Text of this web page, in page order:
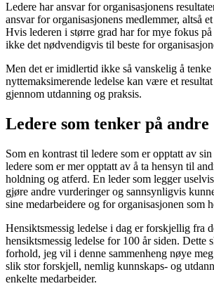
Ledere har ansvar for organisasjonens
ansvar for organisasjonens medlemmer, altså
Hvis lederen i større grad har for mye fokus på
ikke det nødvendigvis til beste for
Men det er imidlertid ikke så vanskelig å tenke
nyttemaksimerende ledelse kan være et
gjennom utdanning og praksis.
Ledere som tenker på andre
Som en kontrast til ledere som er opptatt av
ledere som er mer opptatt av å ta hensyn til
holdning og atferd. En leder som legger
gjøre andre vurderinger og sannsynligvis
sine medarbeidere og for organisasjonen som
Hensiktsmessig ledelse i dag er forskjellig fra
hensiktsmessig ledelse for 100 år siden. Dette
forhold, jeg vil i denne sammenheng nøye
slik stor forskjell, nemlig kunnskaps- og
enkelte medarbeider.